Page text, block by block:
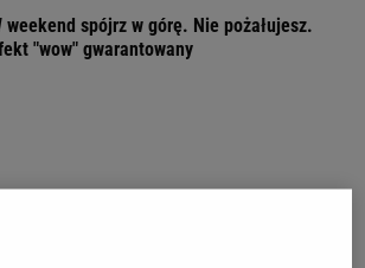
weekend spójrz w górę. Nie pożałujesz.
"wow" gwarantowany